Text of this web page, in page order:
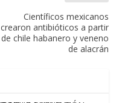
Científicos mexicanos
crearon antibióticos a partir
de chile habanero y veneno
de alacrán